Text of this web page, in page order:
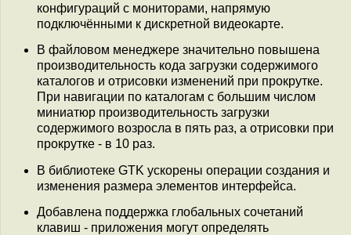
конфигураций с мониторами, напрямую
подключёнными к дискретной видеокарте.
В файловом менеджере значительно повышена
производительность кода загрузки содержимого
каталогов и отрисовки изменений при прокрутке.
При навигации по каталогам с большим числом
миниатюр производительность загрузки
содержимого возросла в пять раз, а отрисовки при
прокрутке - в 10 раз.
В библиотеке GTK ускорены операции создания и
изменения размера элементов интерфейса.
Добавлена поддержка глобальных сочетаний
клавиш - приложения могут определять